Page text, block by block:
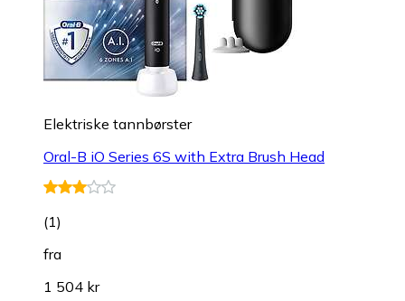
Elektriske tannbørster
Oral-B iO Series 6S with Extra Brush Head
(1)
fra
1 504 kr